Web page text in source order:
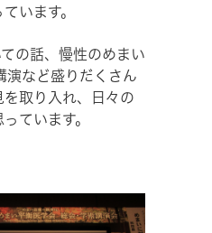
います。
の話、慢性のめまい
演など盛りだくさん
取り入れ、日々の
ています。